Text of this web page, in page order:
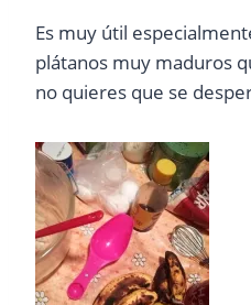
Es muy útil
plátanos muy maduros
no quieres que se